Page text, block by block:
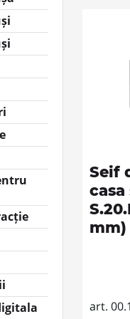
Seif
casa
art.